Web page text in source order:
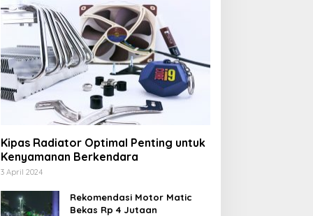
Kipas Radiator Optimal Penting untuk
Kenyamanan Berkendara
3 April 2024
Rekomendasi Motor Matic
Bekas Rp 4 Jutaan